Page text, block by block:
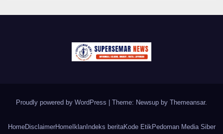
Proudly powered by WordPress Theme: Newsup by Themeansar.
HomeDisclaimerHomeIklanIndeks beritaKode EtikPedoman Media Siber